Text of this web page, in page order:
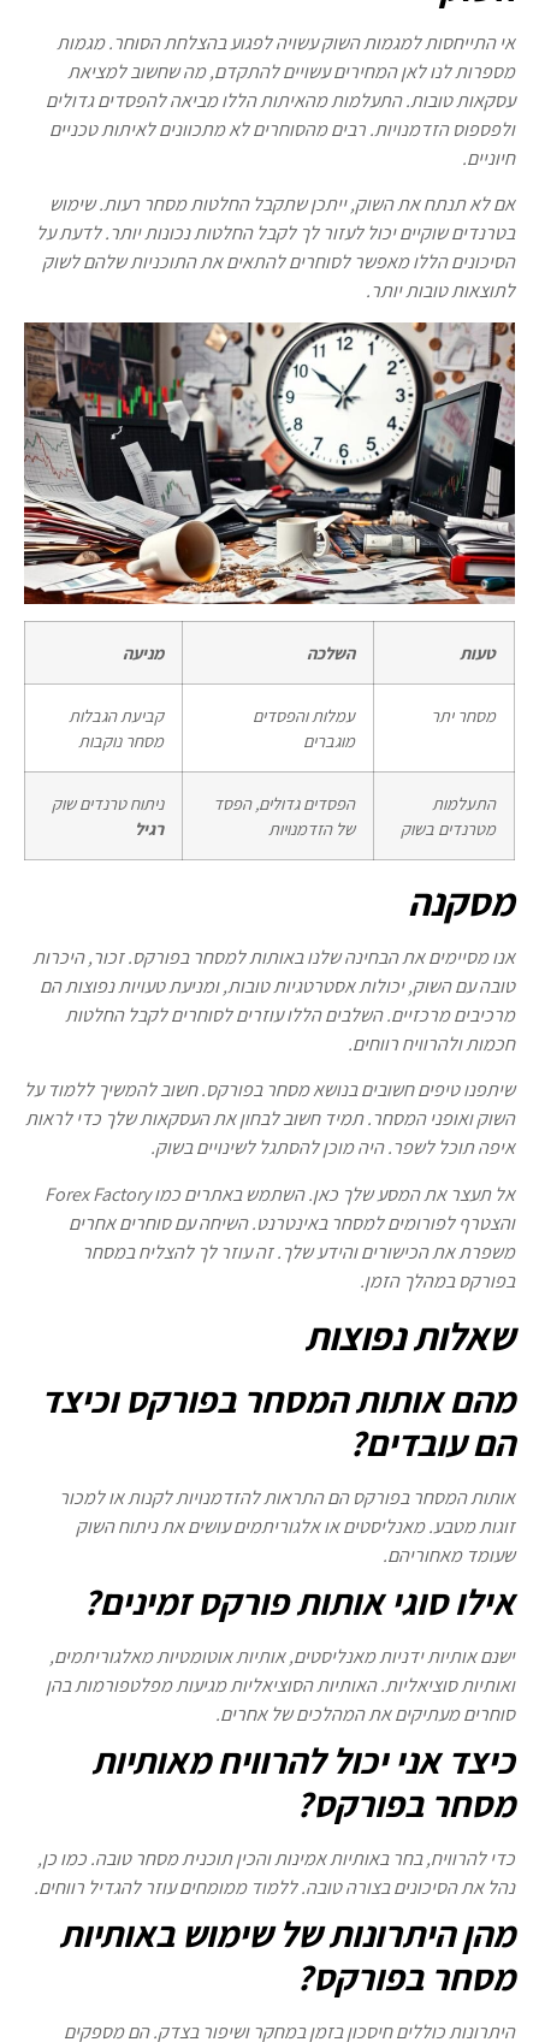
אי התייחסות למגמות השוק עשויה לפגוע בהצלחת הסוחר. מגמות
מספרות לנו לאן המחירים עשויים להתקדם, מה שחשוב למציאת
עסקאות טובות. התעלמות מהאיתות הללו מביאה להפסדים גדולים
ולפספוס הזדמנויות. רבים מהסוחרים לא מתכוונים לאיתות טכניים
חיוניים.
אם לא תנתח את השוק, ייתכן שתקבל החלטות מסחר רעות. שימוש
בטרנדים שוקיים יכול לעזור לך לקבל החלטות נכונות יותר. לדעת על
הסיכונים הללו מאפשר לסוחרים להתאים את התוכניות שלהם לשוק
לתוצאות טובות יותר.
טעות השלכה מניעה
מסחר יתר
עמלות והפסדים
מוגברים
קביעת הגבלות
מסחר נוקבות
התעלמות
מטרנדים בשוק
הפסדים גדולים, הפסד
של הזדמנויות
ניתוח טרנדים שוק
רגיל
מסקנה
אנו מסיימים את הבחינה שלנו באותות למסחר בפורקס. זכור, היכרות
טובה עם השוק, יכולות אסטרטגיות טובות, ומניעת טעויות נפוצות הם
מרכיבים מרכזיים. השלבים הללו עוזרים לסוחרים לקבל החלטות
חכמות ולהרוויח רווחים.
שיתפנו טיפים חשובים בנושא מסחר בפורקס. חשוב להמשיך ללמוד על
השוק ואופני המסחר. תמיד חשוב לבחון את העסקאות שלך כדי לראות
איפה תוכל לשפר. היה מוכן להסתגל לשינויים בשוק.
אל תעצר את המסע שלך כאן. השתמש באתרים כמו Forex Factory
והצטרף לפורומים למסחר באינטרנט. השיחה עם סוחרים אחרים
משפרת את הכישורים והידע שלך. זה עוזר לך להצליח במסחר
בפורקס במהלך הזמן.
שאלות נפוצות
מהם אותות המסחר בפורקס וכיצד
הם עובדים?
אותות המסחר בפורקס הם התראות להזדמנויות לקנות או למכור
זוגות מטבע. מאנליסטים או אלגוריתמים עושים את ניתוח השוק
שעומד מאחוריהם.
אילו סוגי אותות פורקס זמינים?
ישנם אותיות ידניות מאנליסטים, אותיות אוטומטיות מאלגוריתמים,
ואותיות סוציאליות. האותיות הסוציאליות מגיעות מפלטפורמות בהן
סוחרים מעתיקים את המהלכים של אחרים.
כיצד אני יכול להרוויח מאותיות
מסחר בפורקס?
כדי להרוויח, בחר באותיות אמינות והכין תוכנית מסחר טובה. כמו כן,
נהל את הסיכונים בצורה טובה. ללמוד ממומחים עוזר להגדיל רווחים.
מהן היתרונות של שימוש באותיות
מסחר בפורקס?
היתרונות כוללים חיסכון בזמן במחקר ושיפור בצדק. הם מספקים